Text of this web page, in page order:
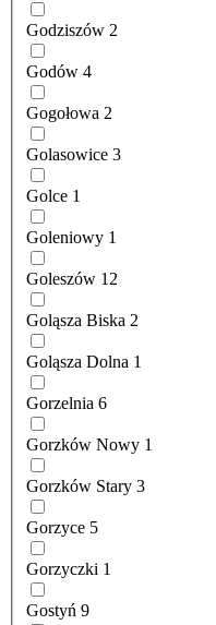
Godziszów 2
Godów 4
Gogołowa 2
Golasowice 3
Golce 1
Goleniowy 1
Goleszów 12
Goląsza Biska 2
Goląsza Dolna 1
Gorzelnia 6
Gorzków Nowy 1
Gorzków Stary 3
Gorzyce 5
Gorzyczki 1
Gostyń 9